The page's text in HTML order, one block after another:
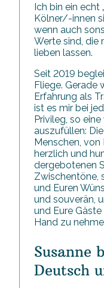
Ich bin ein echt
Kölner/-innen
wenn auch
Werte sind, die
lieben lassen.
Seit 2019
Fliege. Gerade
Erfahrung als
ist es mir bei
Privileg, so
auszufüllen:
Menschen, von
herzlich und
dergebotenen
Zwischentöne,
und Euren
und souverän,
und Eure
Hand zu
Susanne
Deutsch